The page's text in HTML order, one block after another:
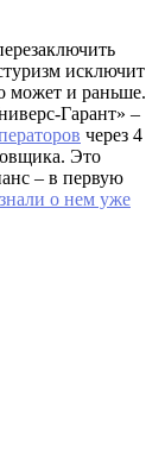
исключит
может и раньше.
Гарант» –
через 4
Это
– в первую
о нем уже